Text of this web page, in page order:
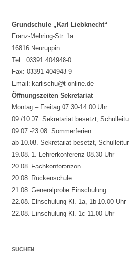
Grundschule „Karl Liebknecht“
Franz-Mehring-Str. 1a
16816 Neuruppin
Tel.: 03391 404948-0
Fax: 03391 404948-9
Email: karlischu@t-online.de
Öffnungszeiten Sekretariat
Montag – Freitag 07.30-14.00 Uhr
09./10.07. Sekretariat besetzt,
09.07.-23.08. Sommerferien
ab 10.08. Sekretariat besetzt,
19.08. 1. Lehrerkonferenz 08.30 Uhr
20.08. Fachkonferenzen
20.08. Rückenschule
21.08. Generalprobe Einschulung
22.08. Einschulung Kl. 1a, 1b 10.00 Uhr
22.08. Einschulung Kl. 1c 11.00 Uhr
SUCHEN